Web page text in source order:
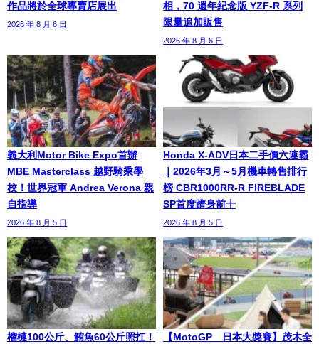
作品將於全球專賣店展出
2026 年 8 月 6 日
相，70 週年紀念版 YZF-R 系列
限量追加販售
2026 年 8 月 6 日
義大利Motor Bike Expo首辦
MBE Masterclass 越野騎乘學
校！世界冠軍 Andrea Verona 親
自指導
2026 年 8 月 5 日
Honda X-ADV日本二手價六連霸
｜2026年3月～5月機車轉售排行
榜 CBR1000RR-R FIREBLADE
SP首度躋身前十
2026 年 8 月 5 日
榴槤100公斤、鮪魚60公斤照扛！
【MotoGP™日本大獎賽】茂木全